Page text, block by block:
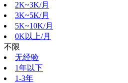
2K~3K/月
3K~5K/月
5K~10K/月
0K以上/月
不限
无经验
1年以下
1-3年